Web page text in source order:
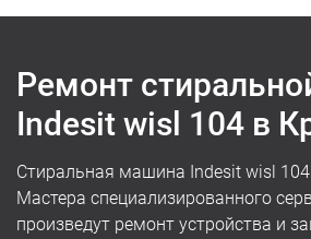
Ремонт
Indesit wisl 104 в
Стиральная машина Indesit wisl
Мастера специализированного
произведут ремонт устройства и